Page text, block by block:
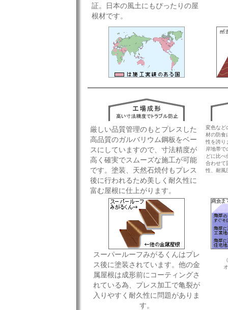
証。日本の風土にもぴったりの屋
根材です。
厳しい品質管理のもとプレスした
高品質のガルバリウム鋼板をベー
スにしていますので、寸法精度が
高く確実でスムーズな施工が可能
です。塗装、天然石焼付もプレス
後に行われるため美しく耐久性に
富む屋根に仕上がります。
変色など
材の防食
性を誇り
岸地帯で
どに比べ
合わせて
性、耐風
スーパールーフみがるくんはプレ
ス後に塗装されています。他の金
属屋根は成形前にコーティングさ
れている為、プレス加工で亀裂が
入りやすく耐久性に問題がありま
す。